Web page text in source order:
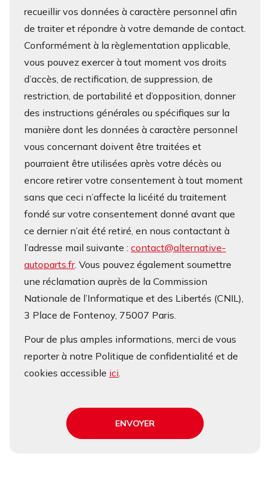
recueillir vos données à caractère personnel afin
de traiter et répondre à votre demande de contact.
Conformément à la règlementation applicable,
vous pouvez exercer à tout moment vos droits
d’accès, de rectification, de suppression, de
restriction, de portabilité et d’opposition, donner
des instructions générales ou spécifiques sur la
manière dont les données à caractère personnel
vous concernant doivent être traitées et
pourraient être utilisées après votre décès ou
encore retirer votre consentement à tout moment
sans que ceci n’affecte la licéité du traitement
fondé sur votre consentement donné avant que
ce dernier n’ait été retiré, en nous contactant à
l’adresse mail suivante : contact@alternative-
autoparts.fr. Vous pouvez également soumettre
une réclamation auprès de la Commission
Nationale de l’Informatique et des Libertés (CNIL),
3 Place de Fontenoy, 75007 Paris.
Pour de plus amples informations, merci de vous
reporter à notre Politique de confidentialité et de
cookies accessible ici.
ENVOYER